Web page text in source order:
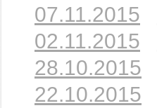
07.11.2015
02.11.2015
28.10.2015
22.10.2015